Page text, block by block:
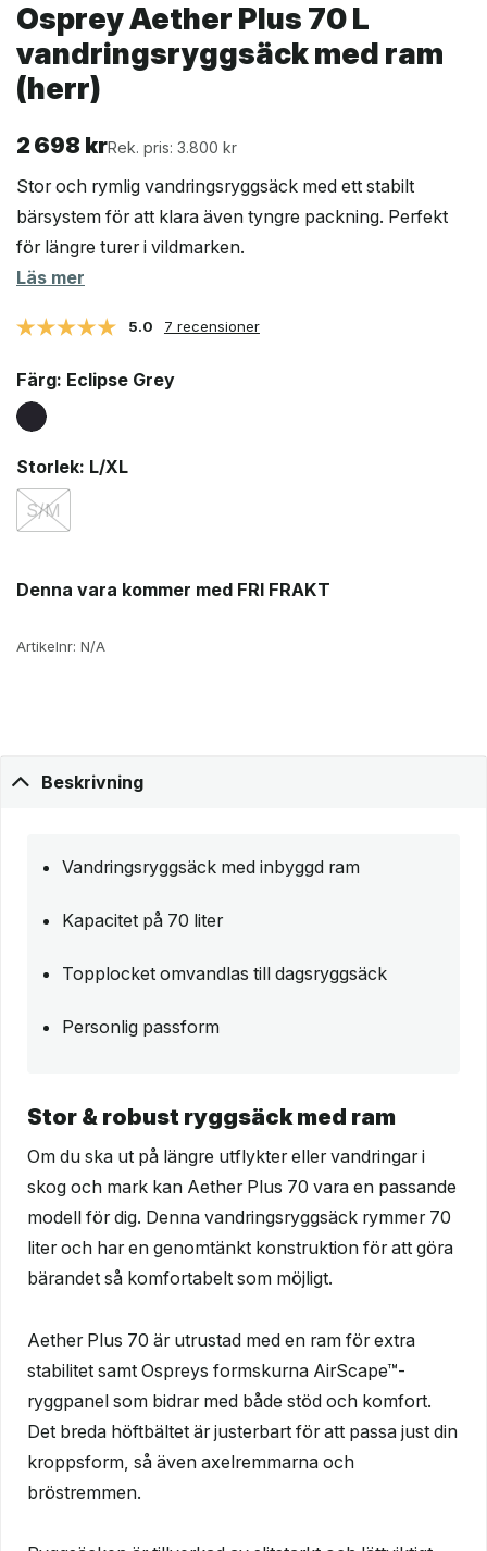
Osprey Aether Plus 70 L
vandringsryggsäck med ram
(herr)
2 698 krRek. pris: 3.800 kr
Stor och rymlig vandringsryggsäck med ett stabilt
bärsystem för att klara även tyngre packning. Perfekt
för längre turer i vildmarken.
Läs mer
5.0 7 recensioner
Färg: Eclipse Grey
Storlek: L/XL
S/M
Denna vara kommer med FRI FRAKT
Artikelnr: N/A
Beskrivning
Vandringsryggsäck med inbyggd ram
Kapacitet på 70 liter
Topplocket omvandlas till dagsryggsäck
Personlig passform
Stor & robust ryggsäck med ram
Om du ska ut på längre utflykter eller vandringar i
skog och mark kan Aether Plus 70 vara en passande
modell för dig. Denna vandringsryggsäck rymmer 70
liter och har en genomtänkt konstruktion för att göra
bärandet så komfortabelt som möjligt.
Aether Plus 70 är utrustad med en ram för extra
stabilitet samt Ospreys formskurna AirScape™-
ryggpanel som bidrar med både stöd och komfort.
Det breda höftbältet är justerbart för att passa just din
kroppsform, så även axelremmarna och
bröstremmen.